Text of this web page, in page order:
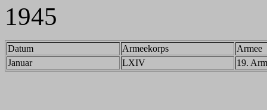
1945
Datum Armeekorps
Armee
Januar
LXIV 19.